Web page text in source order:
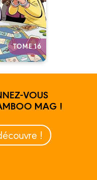
TOME 16
VOUS
MAG !
!